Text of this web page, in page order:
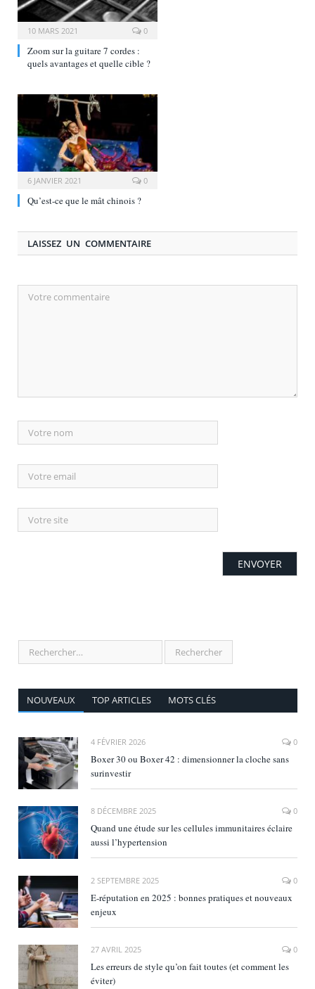
10 MARS 2021 0
Zoom sur la guitare 7 cordes :
quels avantages et quelle cible ?
6 JANVIER 2021 0
Qu’est-ce que le mât chinois ?
LAISSEZ UN COMMENTAIRE
NOUVEAUX TOP ARTICLES MOTS CLÉS
4 FÉVRIER 2026 0
Boxer 30 ou Boxer 42 : dimensionner la cloche sans
surinvestir
8 DÉCEMBRE 2025 0
Quand une étude sur les cellules immunitaires éclaire
aussi l’hypertension
2 SEPTEMBRE 2025 0
E‑réputation en 2025 : bonnes pratiques et nouveaux
enjeux
27 AVRIL 2025 0
Les erreurs de style qu’on fait toutes (et comment les
éviter)